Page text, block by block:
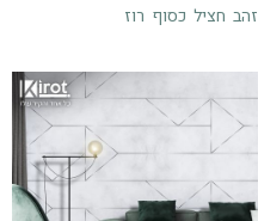
זהב חציל כסוף רוז